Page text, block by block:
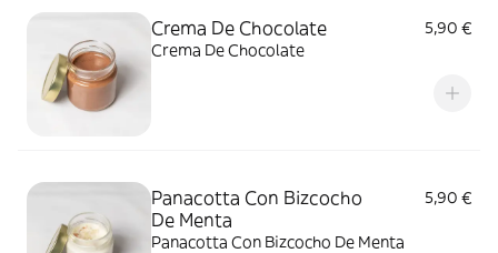
Crema De Chocolate
5,90 €
Crema De Chocolate
Panacotta Con Bizcocho
De Menta
5,90 €
Panacotta Con Bizcocho De Menta